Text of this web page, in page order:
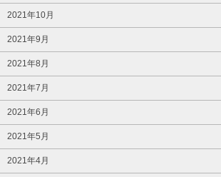
2021年10月
2021年9月
2021年8月
2021年7月
2021年6月
2021年5月
2021年4月